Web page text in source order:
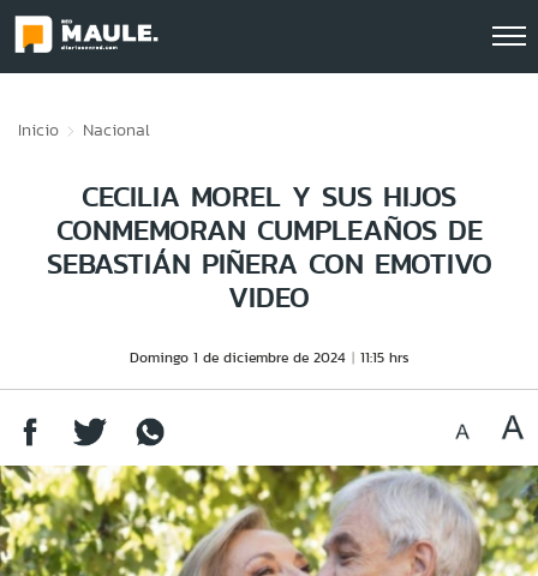
Inicio Nacional
CECILIA MOREL Y SUS HIJOS
CONMEMORAN CUMPLEAÑOS DE
SEBASTIÁN PIÑERA CON EMOTIVO
VIDEO
Domingo 1 de diciembre de 2024 11:15 hrs